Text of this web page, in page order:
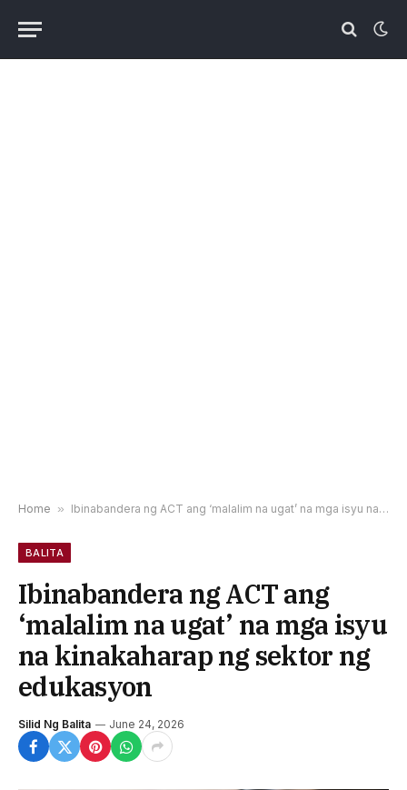
Home » Ibinabandera ng ACT ang ‘malalim na ugat’ na mga isyu na kinakaharap ng sektor ng edukasyon
BALITA
Ibinabandera ng ACT ang
‘malalim na ugat’ na mga isyu
na kinakaharap ng sektor ng
edukasyon
Silid Ng Balita June 24, 2026